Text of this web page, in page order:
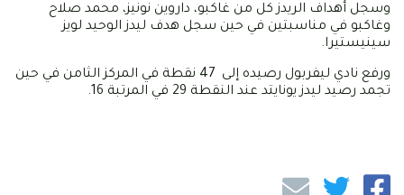
وسجل أهداف الريدز كل من غاكبو، داروين نونيز، محمد صلاح
وغاكبو في مناسبتين في حين سجل هدف ليدز الوحيد لويز
سينيستيرا.
ورفع نادي ليفربول رصيده إلى 47 نقطة في المركز الثامن في حين
تجمد رصيد ليدز يونايتد عند النقطة 29 في المرتبة 16.